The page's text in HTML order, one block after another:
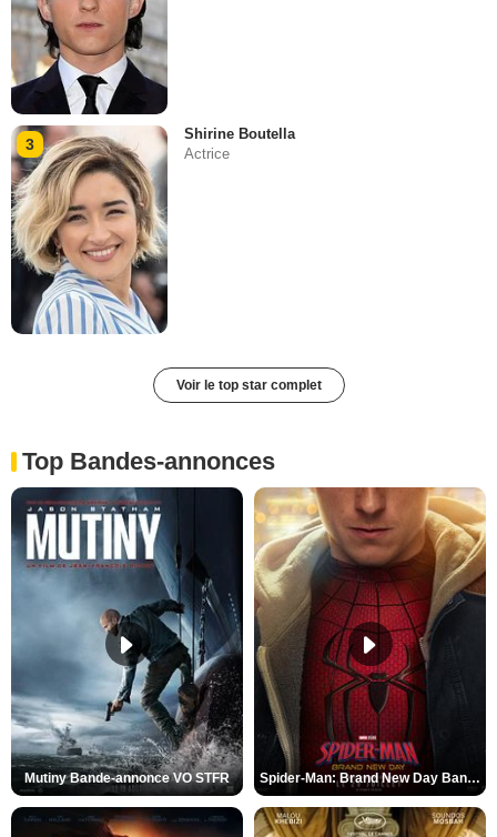
3
Shirine Boutella
Actrice
Voir le top star complet
Top Bandes-annonces
Mutiny Bande-annonce VO STFR Spider-Man: Brand New Day Bande-annonce VO STFR